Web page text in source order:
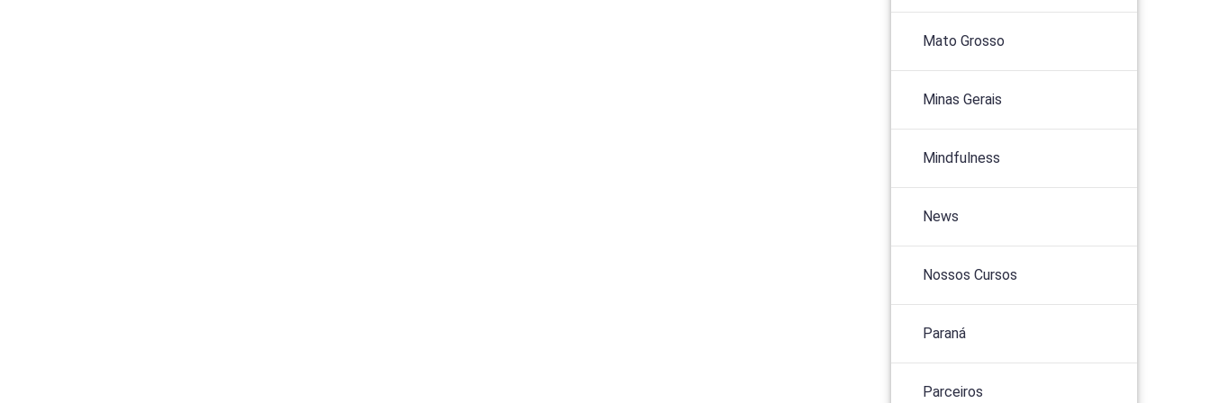
Mato Grosso
Minas Gerais
Mindfulness
News
Nossos Cursos
Paraná
Parceiros